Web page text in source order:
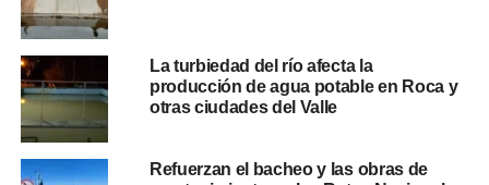
La turbiedad del río afecta la
producción de agua potable en Roca y
otras ciudades del Valle
Refuerzan el bacheo y las obras de